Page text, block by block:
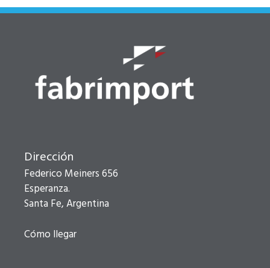
Dirección
Federico Meiners 656
Esperanza.
Santa Fe, Argentina
Cómo llegar